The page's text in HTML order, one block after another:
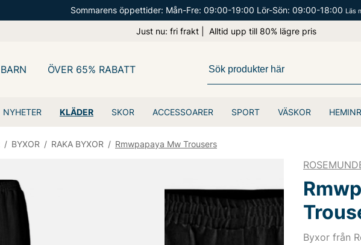
Sommarens öppettider: Mån-Fre: 09:00-19:00 Lör-Sön: 09:00-18:00 Läs
Just nu: fri frakt | Alltid upp till 80% lägre pris
NYHETER KLÄDER SKOR ACCESSOARER SPORT VÄSKOR
BARN ÖVER 65% RABATT
/ BYXOR / RAKA BYXOR / Rmwpapaya Mw Trousers
Byxor från